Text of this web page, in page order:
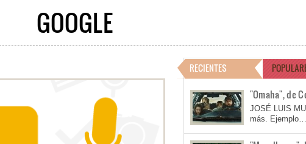
GOOGLE
RECIENTES
"Omaha", de
JOSÉ LUIS
más. Ejemplo…